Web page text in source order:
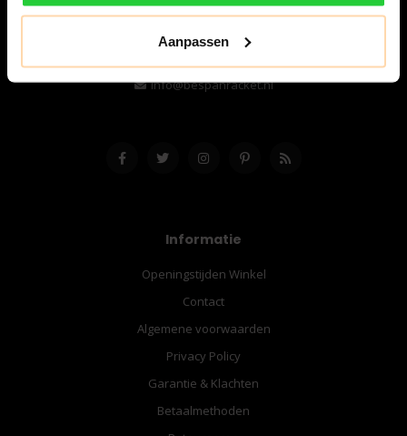
Aanpassen
Nederland
06-57276080
info@bespanracket.nl
Informatie
Openingstijden Winkel
Contact
Algemene voorwaarden
Privacy Policy
Garantie & Klachten
Betaalmethoden